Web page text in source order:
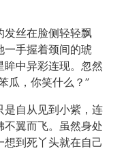
发丝在脸侧轻轻飘
一手握着颈间的琥
中异彩连现。忽然
瓜，你笑什么？”
是自从见到小紫，连
不翼而飞。虽然身处
到死丫头就在自己